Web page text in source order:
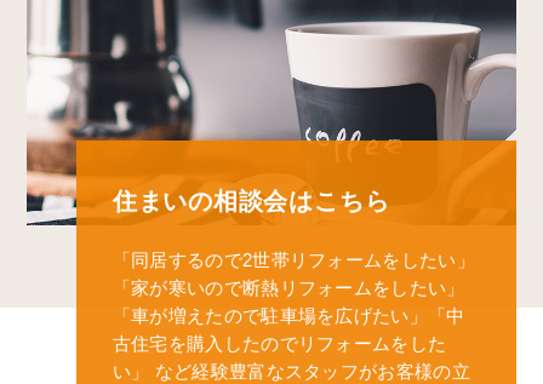
住まいの相談会はこちら
「同居するので2世帯リフォームをしたい」
「家が寒いので断熱リフォームをしたい」
「車が増えたので駐車場を広げたい」
「中
古住宅を購入したのでリフォームをした
い」
など経験豊富なスタッフがお客様の立